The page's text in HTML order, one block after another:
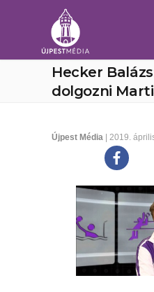
Hecker
dolgozni
Újpest Média | 2019.